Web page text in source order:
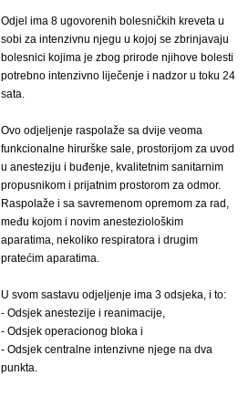
Odjel ima 8 ugovorenih bolesničkih kreveta u
sobi za intenzivnu njegu u kojoj se zbrinjavaju
bolesnici kojima je zbog prirode njihove bolesti
potrebno intenzivno liječenje i nadzor u toku 24
sata.
Ovo odjeljenje raspolaže sa dvije veoma
funkcionalne hirurške sale, prostorijom za uvod
u anesteziju i buđenje, kvalitetnim sanitarnim
propusnikom i prijatnim prostorom za odmor.
Raspolaže i sa savremenom opremom za rad,
među kojom i novim anesteziološkim
aparatima, nekoliko respiratora i drugim
pratećim aparatima.
U svom sastavu odjeljenje ima 3 odsjeka, i to:
- Odsjek anestezije i reanimacije,
- Odsjek operacionog bloka i
- Odsjek centralne intenzivne njege na dva
punkta.